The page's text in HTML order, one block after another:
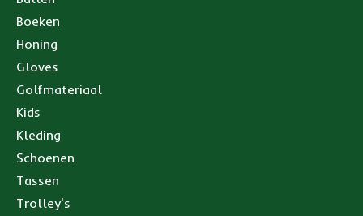
Boeken
Honing
Gloves
Golfmateriaal
Kids
Kleding
Schoenen
Tassen
Trolley's